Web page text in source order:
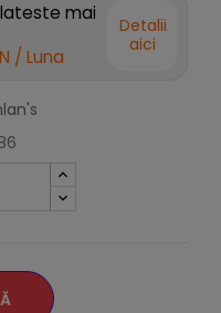
mai
/ Luna
Detalii
aici